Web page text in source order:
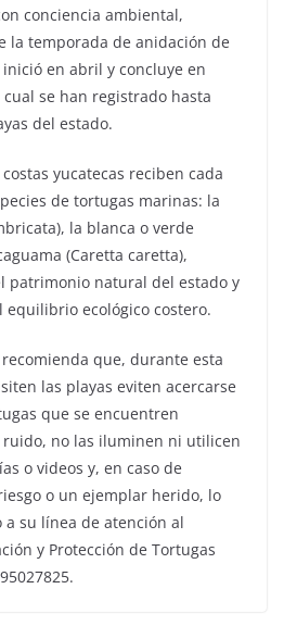
conciencia ambiental,
la temporada de anidación de
en abril y concluye en
se han registrado hasta
del estado.
yucatecas reciben cada
de tortugas marinas: la
la blanca o verde
(Caretta caretta),
patrimonio natural del estado y
ecológico costero.
recomienda que, durante esta
las playas eviten acercarse
que se encuentren
no las iluminen ni utilicen
o videos y, en caso de
o un ejemplar herido, lo
su línea de atención al
y Protección de Tortugas